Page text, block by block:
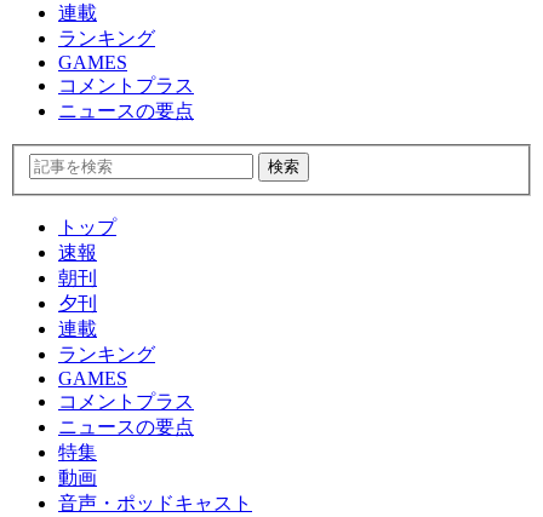
連載
ランキング
GAMES
コメントプラス
ニュースの要点
トップ
速報
朝刊
夕刊
連載
ランキング
GAMES
コメントプラス
ニュースの要点
特集
動画
音声・ポッドキャスト